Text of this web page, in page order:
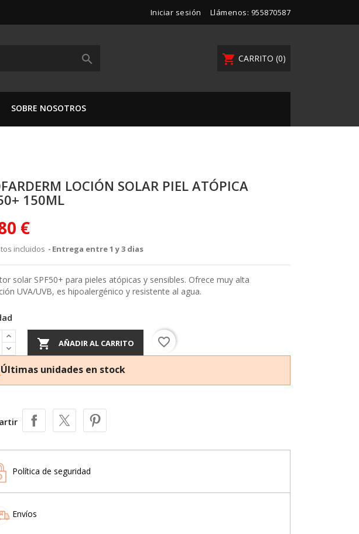
Iniciar sesión Llámenos: 955870587
shopping_cart CARRITO (0)
search
SOBRE NOSOTROS
LOCIÓN SOLAR PIEL ATÓPICA
150ML
€
incluidos Entrega entre 1 y 3 dias
solar SPF50+ para pieles atópicas y sensibles. Ofrece muy alta
UVA/UVB, es hipoalergénico y resistente al agua.
 AÑADIR AL CARRITO favorite_border
Últimas unidades en stock
Política de seguridad
Envíos